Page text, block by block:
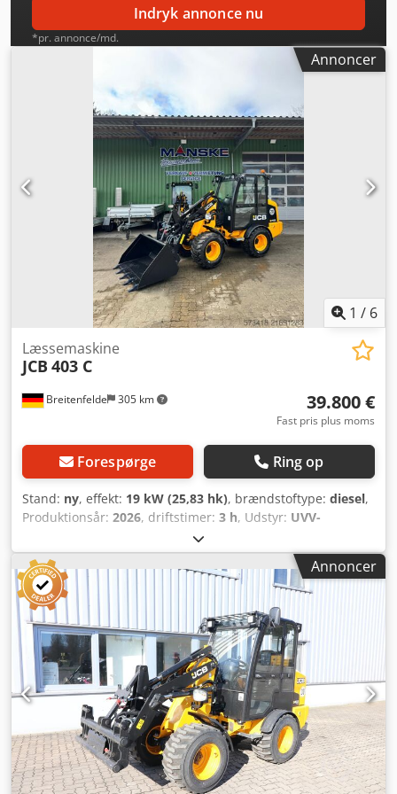
Indryk annonce nu
*pr. annonce/md.
Annoncer
1 / 6
Breitenfelde 305 km
Læssemaskine
JCB 403 C
39.800 €
Fast pris plus moms
Forespørge Ring op
Stand: ny, effekt: 19 kW (25,83 hk), brændstoftype: diesel,
Produktionsår: 2026, driftstimer: 3 h, Udstyr: UVV-
sikkerhedseftersyn, ekstra forlygter, firehjulstræk,
kabine, pallelifte, standardskovl, 4-cylindret Kubota V1505
motor 2-trins hydrostatisk fremdrift, 12 V elektrisk system
med batteriafbryder, Justerbar ratstamme, 20 km/t
version, Aksler med 100% differentialespærre på for- og
bagaksel, Hydraulisk hurtigt skiftesystem – type
Weidemann 31 x 15.50 – 15 BKT – byggeprofil Kabine inkl.
varme og radioklargøring, Standard løftemast, 3
styrekredse, Brugsanvisning, 2 LED arbejdslygter foran og
2 bagpå, Baklygte, Nummerpladeholder bag inkl.
belysning, Lysanlæg med TÜV-godkendelse, Ekstra
bagvægt: 160 kg Standard skovl med 0,5 m³ Cedpfx Acsyz T
Rxj Asrf Palleløfter med TÜV-godkendelse Dette tilbud er
uforpligtende, der gives ingen garanti for udstyrsdetaljer.
Annoncer